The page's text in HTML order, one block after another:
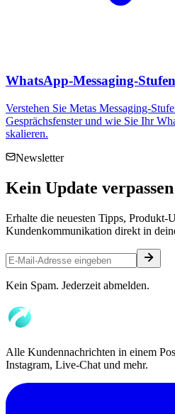
WhatsApp-Messaging-
Verstehen Sie Metas Messaging-
Gesprächsfenster und wie Sie Ihr
skalieren.
Newsletter
Kein Update verpassen
Erhalte die neuesten Tipps, Produkt-
Kundenkommunikation direkt in
Kein Spam. Jederzeit abmelden.
Alle Kundennachrichten in einem
Instagram, Live-Chat und mehr.